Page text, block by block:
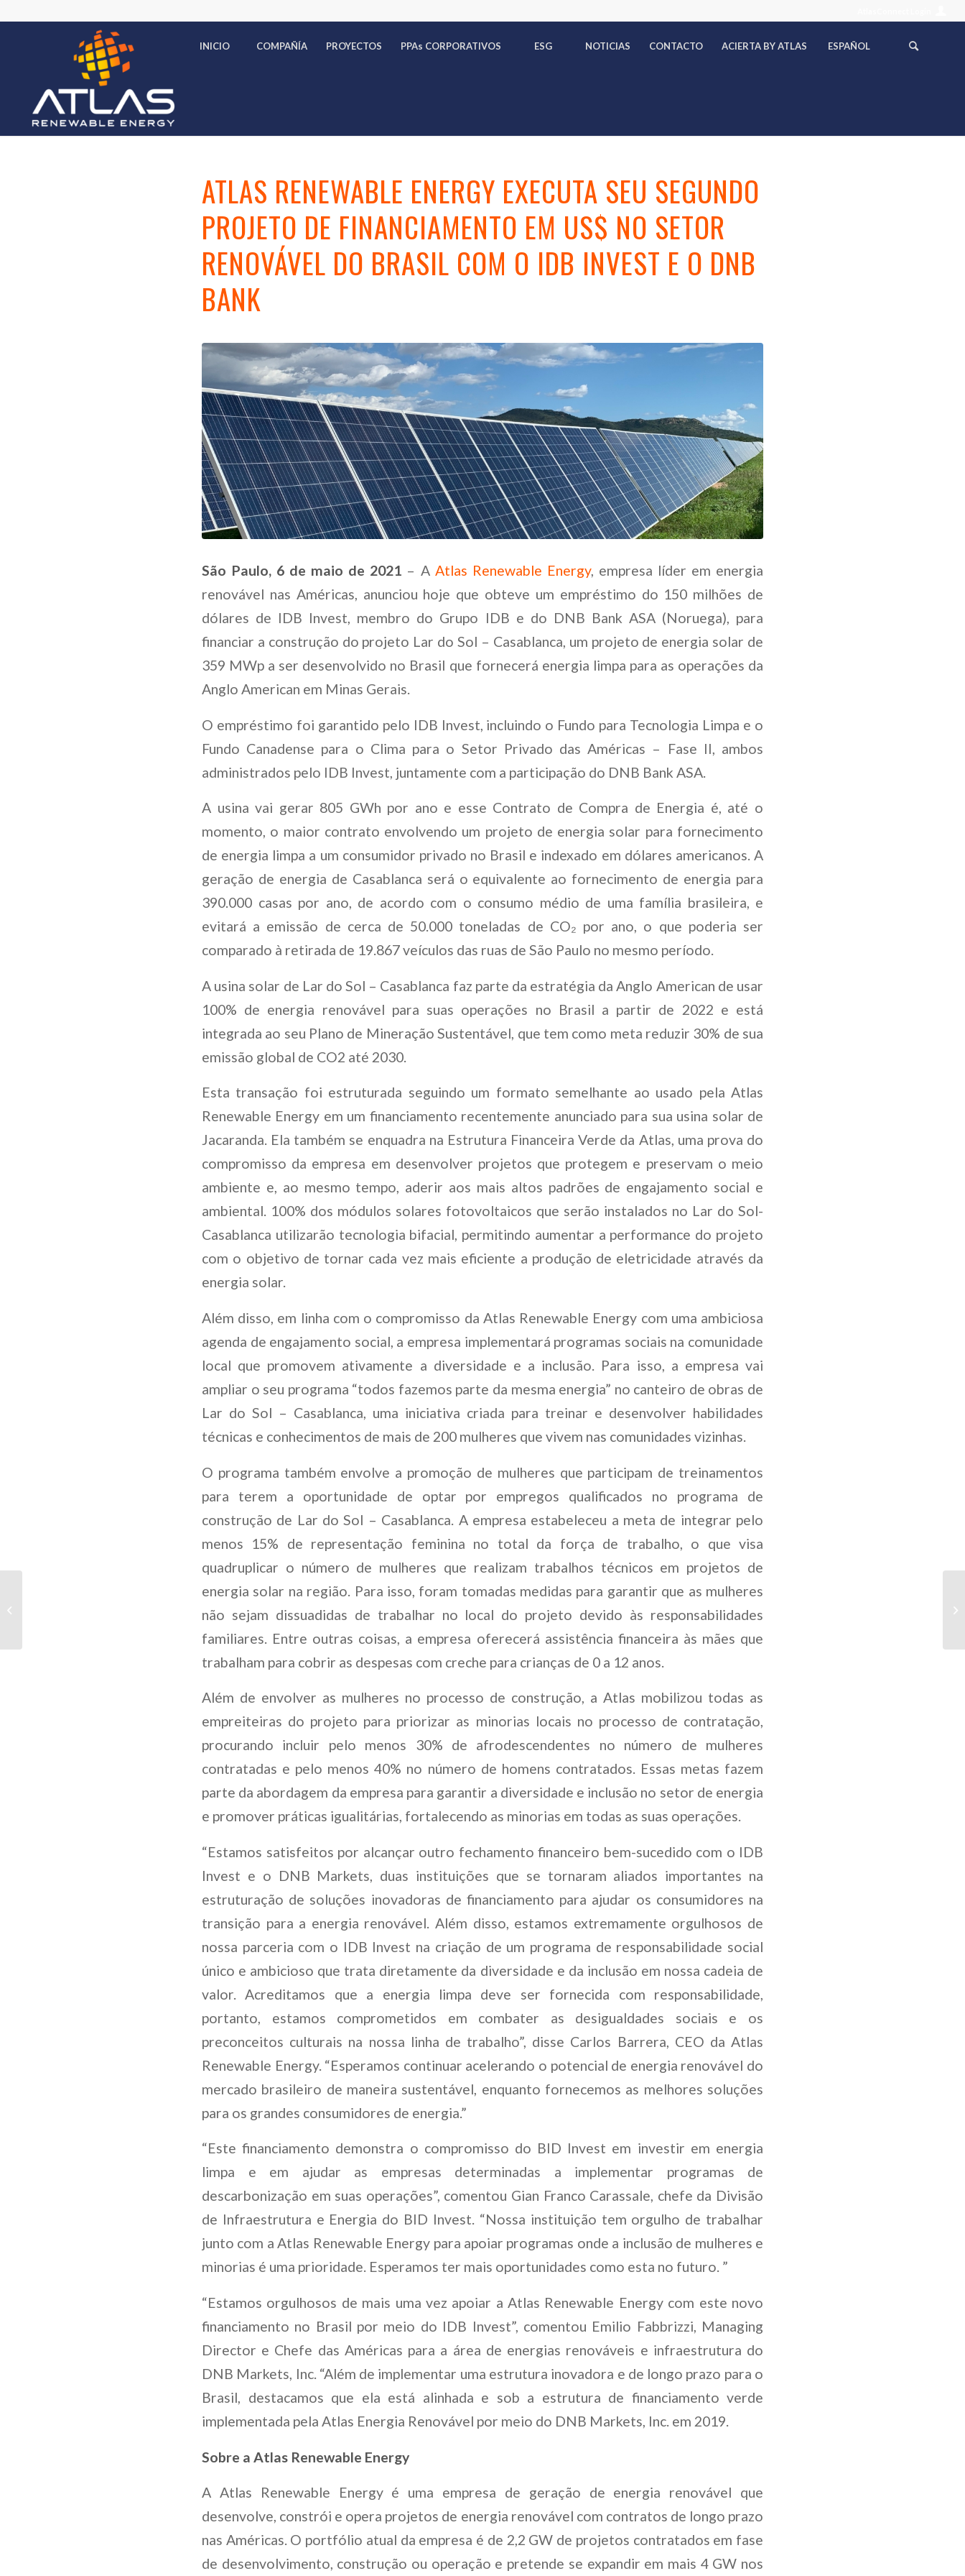
INICIO COMPAÑÍA PROYECTOS PPAs CORPORATIVOS ESG NOTICIAS CONTACTO ACIERTA BY ATLAS ESPAÑOL
ATLAS RENEWABLE ENERGY EXECUTA SEU SEGUNDO
PROJETO DE FINANCIAMENTO EM US$ NO SETOR
RENOVÁVEL DO BRASIL COM O IDB INVEST E O DNB
BANK
São Paulo, 6 de maio de 2021 – A Atlas Renewable Energy, empresa líder em energia
renovável nas Américas, anunciou hoje que obteve um empréstimo do 150 milhões de
dólares de IDB Invest, membro do Grupo IDB e do DNB Bank ASA (Noruega), para
financiar a construção do projeto Lar do Sol – Casablanca, um projeto de energia solar de
359 MWp a ser desenvolvido no Brasil que fornecerá energia limpa para as operações da
Anglo American em Minas Gerais.
O empréstimo foi garantido pelo IDB Invest, incluindo o Fundo para Tecnologia Limpa e o
Fundo Canadense para o Clima para o Setor Privado das Américas – Fase II, ambos
administrados pelo IDB Invest, juntamente com a participação do DNB Bank ASA.
A usina vai gerar 805 GWh por ano e esse Contrato de Compra de Energia é, até o
momento, o maior contrato envolvendo um projeto de energia solar para fornecimento
de energia limpa a um consumidor privado no Brasil e indexado em dólares americanos. A
geração de energia de Casablanca será o equivalente ao fornecimento de energia para
390.000 casas por ano, de acordo com o consumo médio de uma família brasileira, e
evitará a emissão de cerca de 50.000 toneladas de CO₂ por ano, o que poderia ser
comparado à retirada de 19.867 veículos das ruas de São Paulo no mesmo período.
A usina solar de Lar do Sol – Casablanca faz parte da estratégia da Anglo American de usar
100% de energia renovável para suas operações no Brasil a partir de 2022 e está
integrada ao seu Plano de Mineração Sustentável, que tem como meta reduzir 30% de sua
emissão global de CO2 até 2030.
Esta transação foi estruturada seguindo um formato semelhante ao usado pela Atlas
Renewable Energy em um financiamento recentemente anunciado para sua usina solar de
Jacaranda. Ela também se enquadra na Estrutura Financeira Verde da Atlas, uma prova do
compromisso da empresa em desenvolver projetos que protegem e preservam o meio
ambiente e, ao mesmo tempo, aderir aos mais altos padrões de engajamento social e
ambiental. 100% dos módulos solares fotovoltaicos que serão instalados no Lar do Sol-
Casablanca utilizarão tecnologia bifacial, permitindo aumentar a performance do projeto
com o objetivo de tornar cada vez mais eficiente a produção de eletricidade através da
energia solar.
Além disso, em linha com o compromisso da Atlas Renewable Energy com uma ambiciosa
agenda de engajamento social, a empresa implementará programas sociais na comunidade
local que promovem ativamente a diversidade e a inclusão. Para isso, a empresa vai
ampliar o seu programa “todos fazemos parte da mesma energia” no canteiro de obras de
Lar do Sol – Casablanca, uma iniciativa criada para treinar e desenvolver habilidades
técnicas e conhecimentos de mais de 200 mulheres que vivem nas comunidades vizinhas.
O programa também envolve a promoção de mulheres que participam de treinamentos
para terem a oportunidade de optar por empregos qualificados no programa de
construção de Lar do Sol – Casablanca. A empresa estabeleceu a meta de integrar pelo
menos 15% de representação feminina no total da força de trabalho, o que visa
quadruplicar o número de mulheres que realizam trabalhos técnicos em projetos de
energia solar na região. Para isso, foram tomadas medidas para garantir que as mulheres
não sejam dissuadidas de trabalhar no local do projeto devido às responsabilidades
familiares. Entre outras coisas, a empresa oferecerá assistência financeira às mães que
trabalham para cobrir as despesas com creche para crianças de 0 a 12 anos.
Além de envolver as mulheres no processo de construção, a Atlas mobilizou todas as
empreiteiras do projeto para priorizar as minorias locais no processo de contratação,
procurando incluir pelo menos 30% de afrodescendentes no número de mulheres
contratadas e pelo menos 40% no número de homens contratados. Essas metas fazem
parte da abordagem da empresa para garantir a diversidade e inclusão no setor de energia
e promover práticas igualitárias, fortalecendo as minorias em todas as suas operações.
“Estamos satisfeitos por alcançar outro fechamento financeiro bem-sucedido com o IDB
Invest e o DNB Markets, duas instituições que se tornaram aliados importantes na
estruturação de soluções inovadoras de financiamento para ajudar os consumidores na
transição para a energia renovável. Além disso, estamos extremamente orgulhosos de
nossa parceria com o IDB Invest na criação de um programa de responsabilidade social
único e ambicioso que trata diretamente da diversidade e da inclusão em nossa cadeia de
valor. Acreditamos que a energia limpa deve ser fornecida com responsabilidade,
portanto, estamos comprometidos em combater as desigualdades sociais e os
preconceitos culturais na nossa linha de trabalho”, disse Carlos Barrera, CEO da Atlas
Renewable Energy. “Esperamos continuar acelerando o potencial de energia renovável do
mercado brasileiro de maneira sustentável, enquanto fornecemos as melhores soluções
para os grandes consumidores de energia.”
“Este financiamento demonstra o compromisso do BID Invest em investir em energia
limpa e em ajudar as empresas determinadas a implementar programas de
descarbonização em suas operações”, comentou Gian Franco Carassale, chefe da Divisão
de Infraestrutura e Energia do BID Invest. “Nossa instituição tem orgulho de trabalhar
junto com a Atlas Renewable Energy para apoiar programas onde a inclusão de mulheres e
minorias é uma prioridade. Esperamos ter mais oportunidades como esta no futuro. ”
“Estamos orgulhosos de mais uma vez apoiar a Atlas Renewable Energy com este novo
financiamento no Brasil por meio do IDB Invest”, comentou Emilio Fabbrizzi, Managing
Director e Chefe das Américas para a área de energias renováveis e infraestrutura do
DNB Markets, Inc. “Além de implementar uma estrutura inovadora e de longo prazo para o
Brasil, destacamos que ela está alinhada e sob a estrutura de financiamento verde
implementada pela Atlas Energia Renovável por meio do DNB Markets, Inc. em 2019.
Sobre a Atlas Renewable Energy
A Atlas Renewable Energy é uma empresa de geração de energia renovável que
desenvolve, constrói e opera projetos de energia renovável com contratos de longo prazo
nas Américas. O portfólio atual da empresa é de 2,2 GW de projetos contratados em fase
de desenvolvimento, construção ou operação e pretende se expandir em mais 4 GW nos